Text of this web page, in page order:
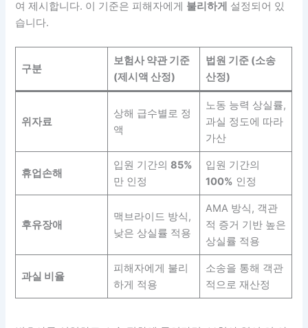
여 제시합니다. 이 기준은 피해자에게 불리하게 설정되어 있
습니다.
구분
보험사 약관 기준
(제시액 산정)
법원 기준 (소송
산정)
위자료
상해 급수별로 정
액
노동 능력 상실률,
과실 정도에 따라
가산
휴업손해
입원 기간의 85%
만 인정
입원 기간의
100% 인정
후유장애
맥브라이드 방식,
낮은 상실률 적용
AMA 방식, 객관
적 증거 기반 높은
상실률 적용
과실 비율
피해자에게 불리
하게 적용
소송을 통해 객관
적으로 재산정